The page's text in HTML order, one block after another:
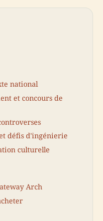
national
et concours de
défis d'ingénierie
culturelle
Arch